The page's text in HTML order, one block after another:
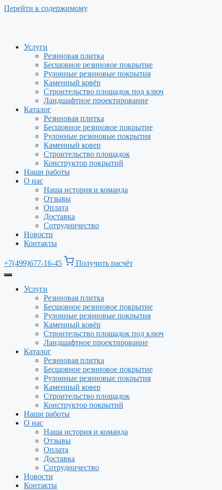
Перейти к содержимому
Услуги
Резиновая плитка
Бесшовное резиновое покрытие
Рулонные резиновые покрытия
Каменный ковёр
Строительство площадок под ключ
Ландшафтное проектирование
Каталог
Резиновая плитка
Бесшовное резиновое покрытие
Рулонные резиновые покрытия
Каменный ковер
Строительство площадок
Конструктор покрытий
Наши работы
О нас
Наша история и команда
Отзывы
Оплата
Доставка
Сотрудничество
Новости
Контакты
+7(499)677-16-45 Получить расчёт
Услуги
Резиновая плитка
Бесшовное резиновое покрытие
Рулонные резиновые покрытия
Каменный ковёр
Строительство площадок под ключ
Ландшафтное проектирование
Каталог
Резиновая плитка
Бесшовное резиновое покрытие
Рулонные резиновые покрытия
Каменный ковер
Строительство площадок
Конструктор покрытий
Наши работы
О нас
Наша история и команда
Отзывы
Оплата
Доставка
Сотрудничество
Новости
Контакты